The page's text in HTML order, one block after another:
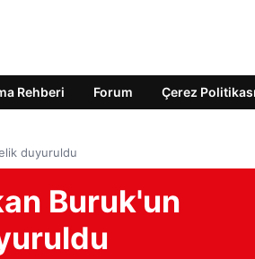
Rehberi Forum Çerez Politikası
duyuruldu
Buruk'un